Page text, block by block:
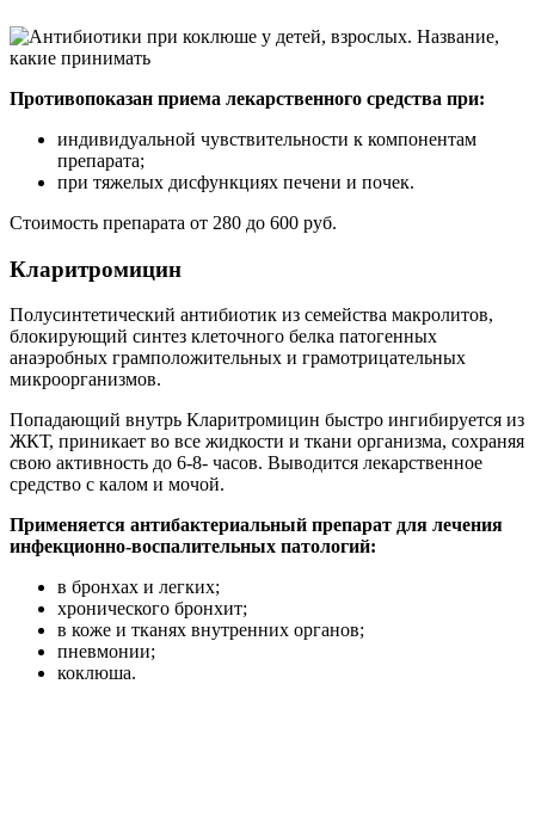
Противопоказан приема лекарственного средства при:
индивидуальной чувствительности к компонентам
препарата;
при тяжелых дисфункциях печени и почек.
Стоимость препарата от 280 до 600 руб.
Кларитромицин
Полусинтетический антибиотик из семейства макролитов,
блокирующий синтез клеточного белка патогенных
анаэробных грамположительных и грамотрицательных
микроорганизмов.
Попадающий внутрь Кларитромицин быстро ингибируется из
ЖКТ, приникает во все жидкости и ткани организма, сохраняя
свою активность до 6-8- часов. Выводится лекарственное
средство с калом и мочой.
Применяется антибактериальный препарат для лечения
инфекционно-воспалительных патологий:
в бронхах и легких;
хронического бронхит;
в коже и тканях внутренних органов;
пневмонии;
коклюша.